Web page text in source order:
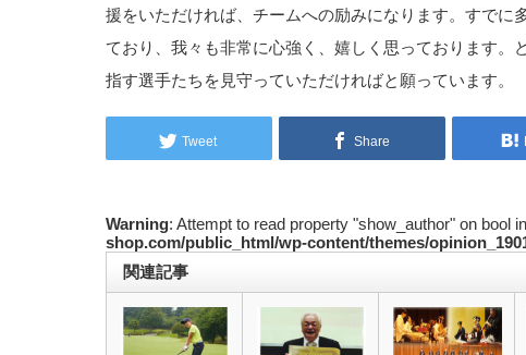
援をいただければ、チームへの励みになります。すでに
ており、我々も非常に心強く、嬉しく思っております。
指す選手たちを見守っていただければと願っています。
Tweet Share
Warning: Attempt to read property "show_author" on bool in
shop.com/public_html/wp-content/themes/
関連記事